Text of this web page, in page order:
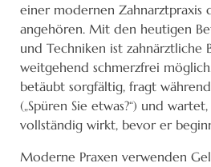
einer modernen Zahnarztpraxis
angehören. Mit den heutigen
und Techniken ist zahnärztliche
weitgehend schmerzfrei
betäubt sorgfältig, fragt
(„Spüren Sie etwas?“) und
vollständig wirkt, bevor er
Moderne Praxen verwenden